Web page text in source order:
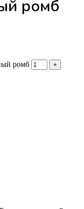
ромб
ромб